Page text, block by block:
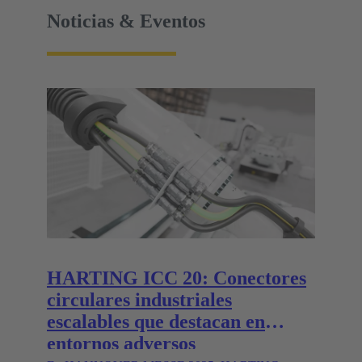
Noticias & Eventos
HARTING ICC 20: Conectores
circulares industriales
escalables que destacan en
entornos adversos